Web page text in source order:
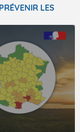
LES